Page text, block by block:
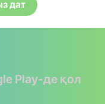
дат
Play-де қол